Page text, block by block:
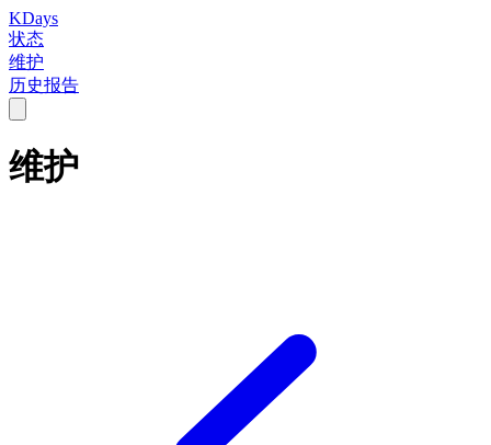
KDays
状态
维护
历史报告
维护